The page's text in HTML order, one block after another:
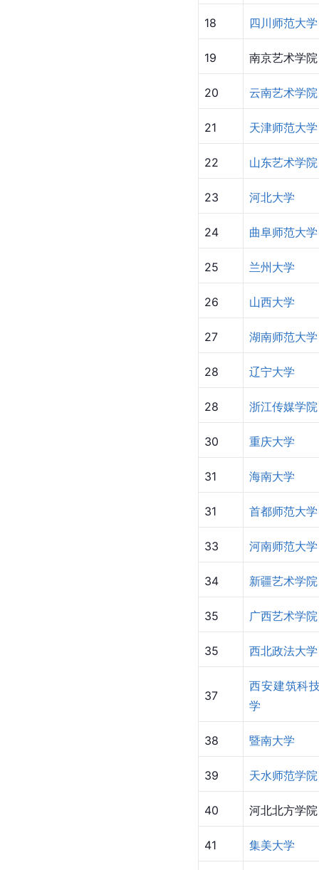
18 四川师范大学
19 南京艺术学院
20 云南艺术学院
21 天津师范大学
22 山东艺术学院
23 河北大学
24 曲阜师范大学
25 兰州大学
26 山西大学
27 湖南师范大学
28 辽宁大学
28 浙江传媒学院
30 重庆大学
31 海南大学
31 首都师范大学
33 河南师范大学
34 新疆艺术学院
35 广西艺术学院
35 西北政法大学
37
西安建筑科
学
38 暨南大学
39 天水师范学院
40 河北北方学院
41 集美大学